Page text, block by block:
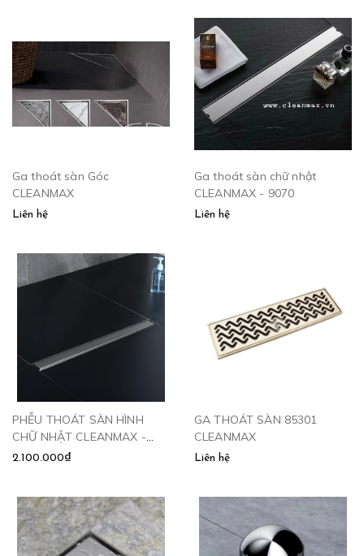
Ga thoát sàn Góc
CLEANMAX
Liên hệ
Ga thoát sàn chữ nhật
CLEANMAX - 9070
Liên hệ
PHỄU THOÁT SÀN HÌNH
CHỮ NHẬT CLEANMAX -
6010
2.100.000₫
GA THOÁT SÀN 85301
CLEANMAX
Liên hệ